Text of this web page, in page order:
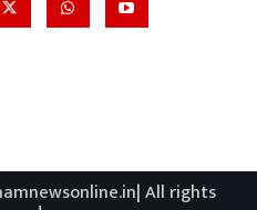
All rights